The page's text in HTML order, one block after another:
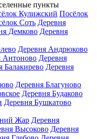
пункты
Кулижский Посёлок
Соть Деревня
Демково Деревня
Деревня Андрюково
Антоново Деревня
Балакирево Деревня
Деревня Благуново
Деревня Будаково
Деревня Бушкатово
Жар Деревня
Высоково Деревня